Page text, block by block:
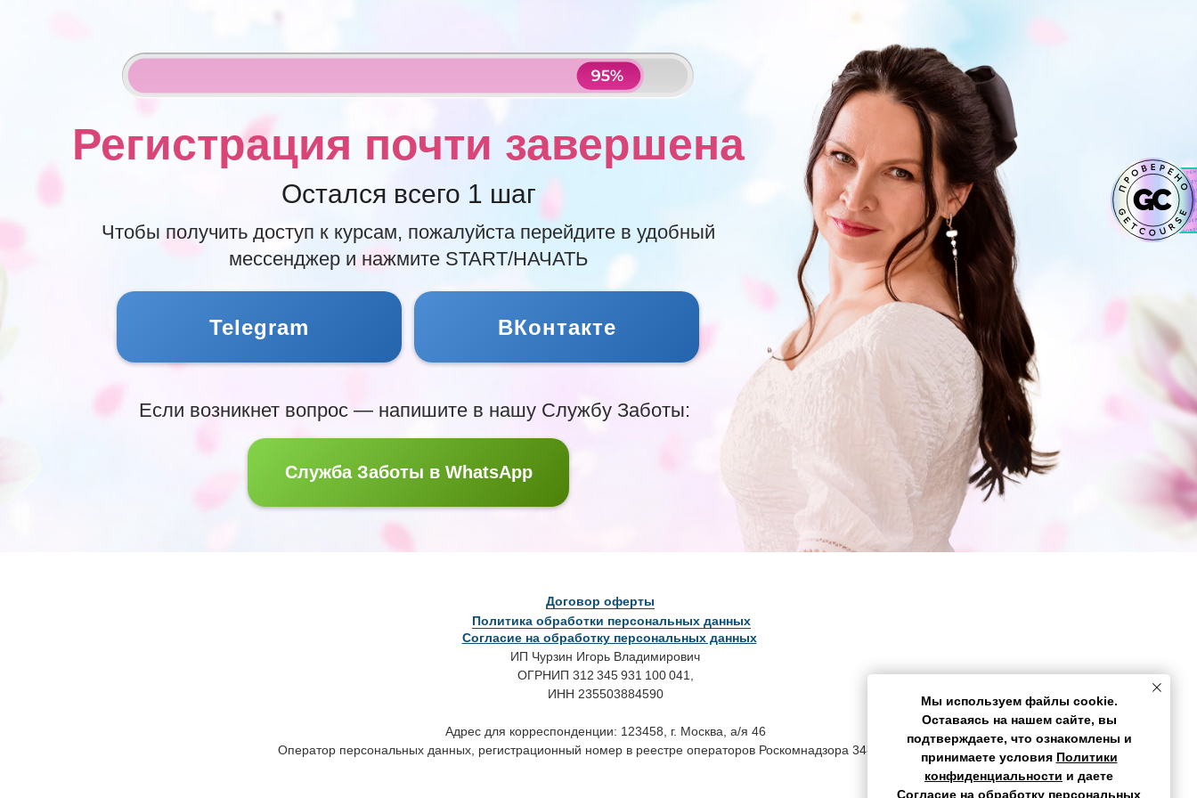
Регистрация почти завершена
Остался всего 1 шаг
Служба Заботы в WhatsApp
ВКонтакте
Если возникнет вопрос — напишите в нашу Службу Заботы:
Telegram
Чтобы получить доступ к курсам, пожалуйста перейдите в удобный
мессенджер и нажмите START/НАЧАТЬ
ИП Чурзин Игорь Владимирович
ОГРНИП 312 345 931 100 041,
ИНН 235503884590
Адрес для корреспонденции: 123458, г. Москва, а/я 46
Оператор персональных данных, регистрационный номер в реестре операторов Роскомнадзора 34-22-009557
Согласие на обработку персональных данных
Политика обработки персональных данных
Договор оферты
Мы используем файлы cookie.
Оставаясь на нашем сайте, вы
подтверждаете, что ознакомлены и
принимаете условия Политики
конфиденциальности и даете
Согласие на обработку персональных